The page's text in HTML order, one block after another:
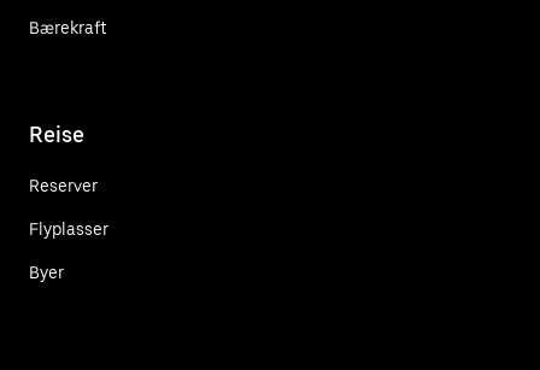
Bærekraft
Reise
Reserver
Flyplasser
Byer